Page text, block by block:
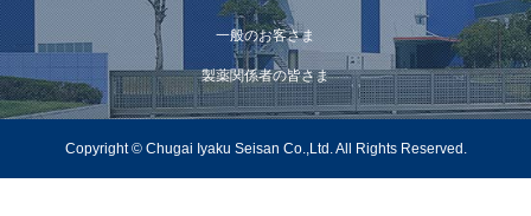
一般のお客さま
製薬関係者の皆さま
Copyright © Chugai Iyaku Seisan Co.,Ltd. All Rights Reserved.